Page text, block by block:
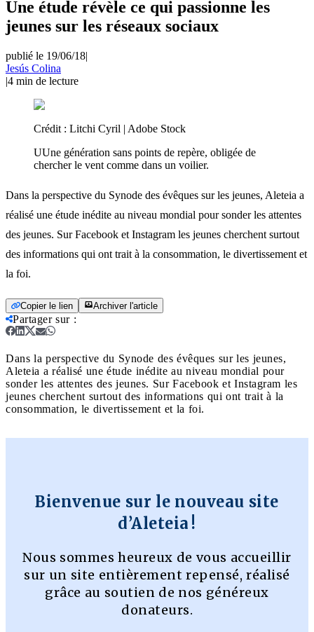
Une étude révèle ce qui passionne les
jeunes sur les réseaux sociaux
publié le 19/06/18|
Jesús Colina
|4 min de lecture
Crédit : Litchi Cyril | Adobe Stock
UUne génération sans points de repère, obligée de
chercher le vent comme dans un voilier.
Dans la perspective du Synode des évêques sur les jeunes, Aleteia a
réalisé une étude inédite au niveau mondial pour sonder les attentes
des jeunes. Sur Facebook et Instagram les jeunes cherchent surtout
des informations qui ont trait à la consommation, le divertissement et
la foi.
Copier le lien Archiver l'article
Partager sur:
Dans la perspective du Synode des évêques sur les jeunes,
Aleteia a réalisé une étude inédite au niveau mondial pour
sonder les attentes des jeunes. Sur Facebook et Instagram les
jeunes cherchent surtout des informations qui ont trait à la
consommation, le divertissement et la foi.
Bienvenue sur le nouveau site
d’Aleteia !
Nous sommes heureux de vous accueillir
sur un site entièrement repensé, réalisé
grâce au soutien de nos généreux
donateurs.